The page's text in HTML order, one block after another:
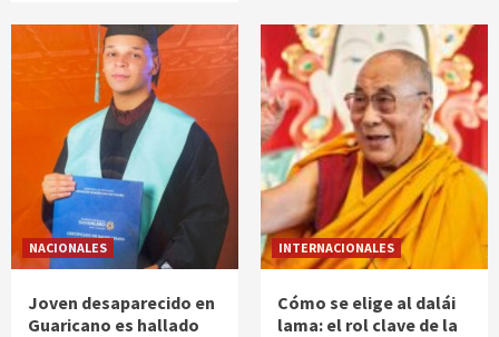
NACIONALES
Joven desaparecido en
Guaricano es hallado
INTERNACIONALES
Cómo se elige al dalái
lama: el rol clave de la